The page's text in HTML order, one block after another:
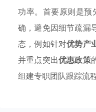
功率。首要原则是预
确，避免因细节疏漏
态，例如针对优势产
并重点突出优惠政策
组建专职团队跟踪流